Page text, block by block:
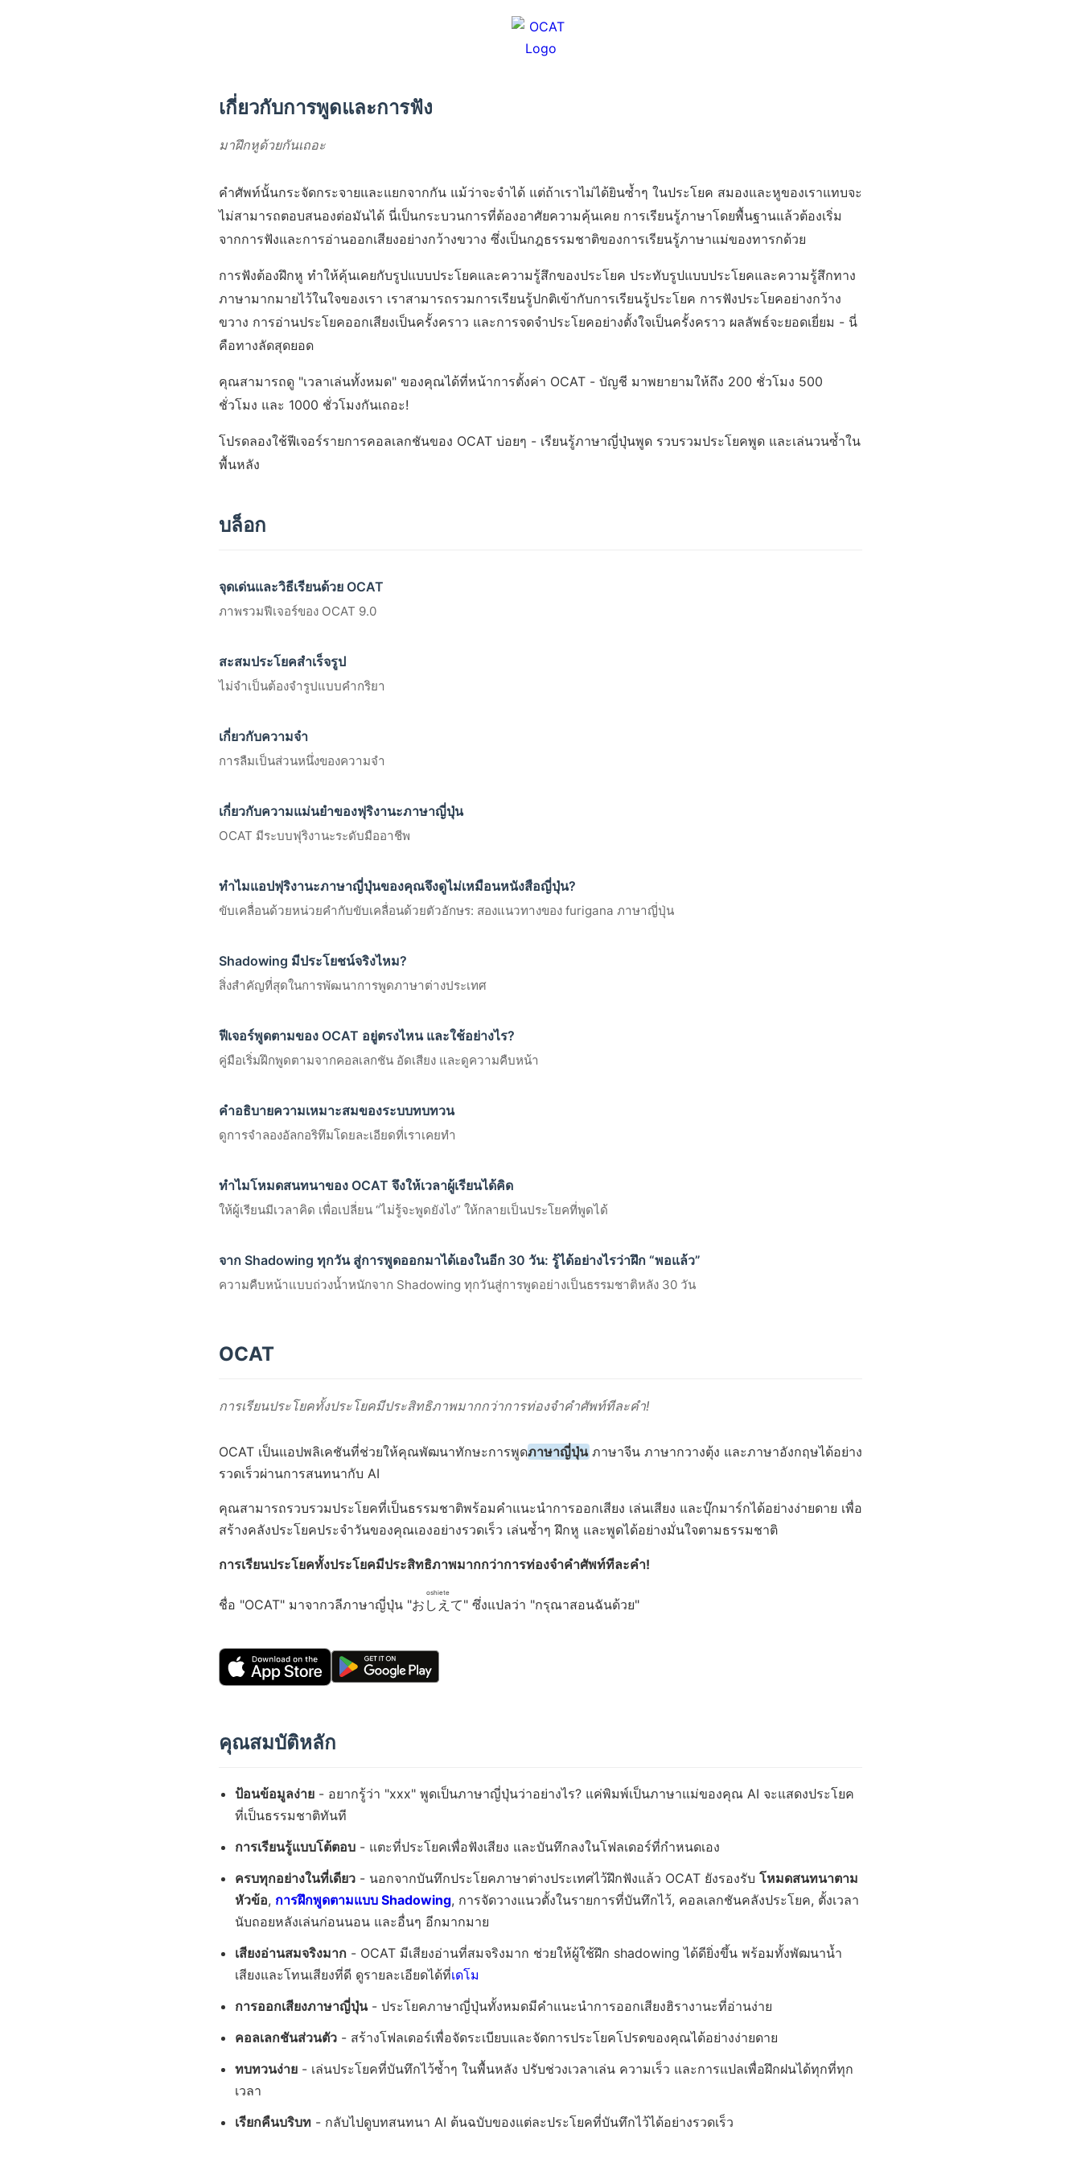
เกี่ยวกับการพูดและการฟัง
มาฝึกหูด้วยกันเถอะ
คำศัพท์นั้นกระจัดกระจายและแยกจากกัน แม้ว่าจะจำได้ แต่ถ้าเราไม่ได้ยินซ้ำๆ ในประโยค สมองและหูของเราแทบจะ
ไม่สามารถตอบสนองต่อมันได้ นี่เป็นกระบวนการที่ต้องอาศัยความคุ้นเคย การเรียนรู้ภาษาโดยพื้นฐานแล้วต้องเริ่ม
จากการฟังและการอ่านออกเสียงอย่างกว้างขวาง ซึ่งเป็นกฎธรรมชาติของการเรียนรู้ภาษาแม่ของทารกด้วย
การฟังต้องฝึกหู ทำให้คุ้นเคยกับรูปแบบประโยคและความรู้สึกของประโยค ประทับรูปแบบประโยคและความรู้สึกทาง
ภาษามากมายไว้ในใจของเรา เราสามารถรวมการเรียนรู้ปกติเข้ากับการเรียนรู้ประโยค การฟังประโยคอย่างกว้าง
ขวาง การอ่านประโยคออกเสียงเป็นครั้งคราว และการจดจำประโยคอย่างตั้งใจเป็นครั้งคราว ผลลัพธ์จะยอดเยี่ยม - นี่
คือทางลัดสุดยอด
คุณสามารถดู "เวลาเล่นทั้งหมด" ของคุณได้ที่หน้าการตั้งค่า OCAT - บัญชี มาพยายามให้ถึง 200 ชั่วโมง 500
ชั่วโมง และ 1000 ชั่วโมงกันเถอะ!
โปรดลองใช้ฟีเจอร์รายการคอลเลกชันของ OCAT บ่อยๆ - เรียนรู้ภาษาญี่ปุ่นพูด รวบรวมประโยคพูด และเล่นวนซ้ำใน
พื้นหลัง
บล็อก
จุดเด่นและวิธีเรียนด้วย OCAT
ภาพรวมฟีเจอร์ของ OCAT 9.0
สะสมประโยคสำเร็จรูป
ไม่จำเป็นต้องจำรูปแบบคำกริยา
เกี่ยวกับความจำ
การลืมเป็นส่วนหนึ่งของความจำ
เกี่ยวกับความแม่นยำของฟุริงานะภาษาญี่ปุ่น
OCAT มีระบบฟุริงานะระดับมืออาชีพ
ทำไมแอปฟุริงานะภาษาญี่ปุ่นของคุณจึงดูไม่เหมือนหนังสือญี่ปุ่น?
ขับเคลื่อนด้วยหน่วยคำกับขับเคลื่อนด้วยตัวอักษร: สองแนวทางของ furigana ภาษาญี่ปุ่น
Shadowing มีประโยชน์จริงไหม?
สิ่งสำคัญที่สุดในการพัฒนาการพูดภาษาต่างประเทศ
ฟีเจอร์พูดตามของ OCAT อยู่ตรงไหน และใช้อย่างไร?
คู่มือเริ่มฝึกพูดตามจากคอลเลกชัน อัดเสียง และดูความคืบหน้า
คำอธิบายความเหมาะสมของระบบทบทวน
ดูการจำลองอัลกอริทึมโดยละเอียดที่เราเคยทำ
ทำไมโหมดสนทนาของ OCAT จึงให้เวลาผู้เรียนได้คิด
ให้ผู้เรียนมีเวลาคิด เพื่อเปลี่ยน “ไม่รู้จะพูดยังไง” ให้กลายเป็นประโยคที่พูดได้
จาก Shadowing ทุกวัน สู่การพูดออกมาได้เองในอีก 30 วัน: รู้ได้อย่างไรว่าฝึก “พอแล้ว”
ความคืบหน้าแบบถ่วงน้ำหนักจาก Shadowing ทุกวันสู่การพูดอย่างเป็นธรรมชาติหลัง 30 วัน
OCAT
การเรียนประโยคทั้งประโยคมีประสิทธิภาพมากกว่าการท่องจำคำศัพท์ทีละคำ!
OCAT เป็นแอปพลิเคชันที่ช่วยให้คุณพัฒนาทักษะการพูดภาษาญี่ปุ่นภาษาจีน ภาษากวางตุ้ง และภาษาอังกฤษได้อย่าง
รวดเร็วผ่านการสนทนากับ AI
คุณสามารถรวบรวมประโยคที่เป็นธรรมชาติพร้อมคำแนะนำการออกเสียง เล่นเสียง และบุ๊กมาร์กได้อย่างง่ายดาย เพื่อ
สร้างคลังประโยคประจำวันของคุณเองอย่างรวดเร็ว เล่นซ้ำๆ ฝึกหู และพูดได้อย่างมั่นใจตามธรรมชาติ
การเรียนประโยคทั้งประโยคมีประสิทธิภาพมากกว่าการท่องจำคำศัพท์ทีละคำ!
ชื่อ "OCAT" มาจากวลีภาษาญี่ปุ่น "おしえて
oshiete
" ซึ่งแปลว่า "กรุณาสอนฉันด้วย"
คุณสมบัติหลัก
ป้อนข้อมูลง่าย - อยากรู้ว่า "xxx" พูดเป็นภาษาญี่ปุ่นว่าอย่างไร? แค่พิมพ์เป็นภาษาแม่ของคุณ AI จะแสดงประโยค
ที่เป็นธรรมชาติทันที
การเรียนรู้แบบโต้ตอบ - แตะที่ประโยคเพื่อฟังเสียง และบันทึกลงในโฟลเดอร์ที่กำหนดเอง
ครบทุกอย่างในที่เดียว - นอกจากบันทึกประโยคภาษาต่างประเทศไว้ฝึกฟังแล้ว OCAT ยังรองรับ โหมดสนทนาตาม
หัวข้อ, การฝึกพูดตามแบบ Shadowing, การจัดวางแนวตั้งในรายการที่บันทึกไว้, คอลเลกชันคลังประโยค, ตั้งเวลา
นับถอยหลังเล่นก่อนนอน และอื่นๆ อีกมากมาย
เสียงอ่านสมจริงมาก - OCAT มีเสียงอ่านที่สมจริงมาก ช่วยให้ผู้ใช้ฝึก shadowing ได้ดียิ่งขึ้น พร้อมทั้งพัฒนาน้ำ
เสียงและโทนเสียงที่ดี ดูรายละเอียดได้ที่เดโม
การออกเสียงภาษาญี่ปุ่น- ประโยคภาษาญี่ปุ่นทั้งหมดมีคำแนะนำการออกเสียงฮิรางานะที่อ่านง่าย
คอลเลกชันส่วนตัว - สร้างโฟลเดอร์เพื่อจัดระเบียบและจัดการประโยคโปรดของคุณได้อย่างง่ายดาย
ทบทวนง่าย - เล่นประโยคที่บันทึกไว้ซ้ำๆ ในพื้นหลัง ปรับช่วงเวลาเล่น ความเร็ว และการแปลเพื่อฝึกฝนได้ทุกที่ทุก
เวลา
เรียกคืนบริบท - กลับไปดูบทสนทนา AI ต้นฉบับของแต่ละประโยคที่บันทึกไว้ได้อย่างรวดเร็ว